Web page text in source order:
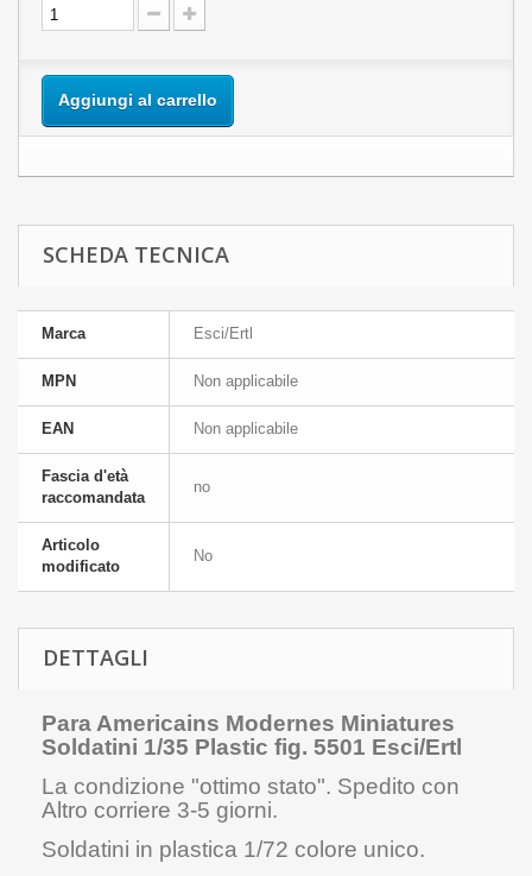
Aggiungi al carrello
SCHEDA TECNICA
Marca Esci/Ertl
MPN Non applicabile
EAN Non applicabile
Fascia d'età
raccomandata
no
Articolo
modificato
No
DETTAGLI
Para Americains Modernes Miniatures
Soldatini 1/35 Plastic fig. 5501 Esci/Ertl
La condizione "ottimo stato". Spedito con
Altro corriere 3-5 giorni.
Soldatini in plastica 1/72 colore unico.